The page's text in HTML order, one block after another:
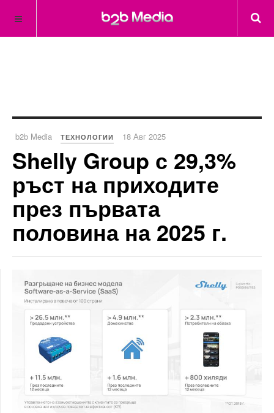
b2b Media ТЕХНОЛОГИИ 18 Авг 2025
Shelly Group с 29,3%
ръст на приходите
през първата
половина на 2025 г.